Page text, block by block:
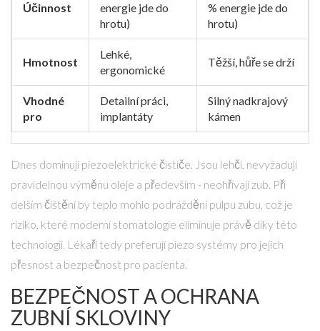
Účinnost
energie jde do
hrotu)
% energie jde do
hrotu)
Hmotnost
Lehké,
ergonomické
Těžší, hůře se drží
Vhodné
pro
Detailní práci,
implantáty
Silný nadkrajový
kámen
Dnes dominují piezoelektrické čističe. Jsou lehčí, nevyžadují
pravidelnou výměnu oleje a především - neohřívají zub. Při
delším čištění by teplo mohlo podráždění pulpu zubu, což je
riziko, které moderní stomatologie eliminuje právě díky této
technologii. Lékaři tedy preferují piezo systémy pro jejich
přesnost a bezpečnost pro pacienta.
BEZPEČNOST A OCHRANA
ZUBNÍ SKLOVINY